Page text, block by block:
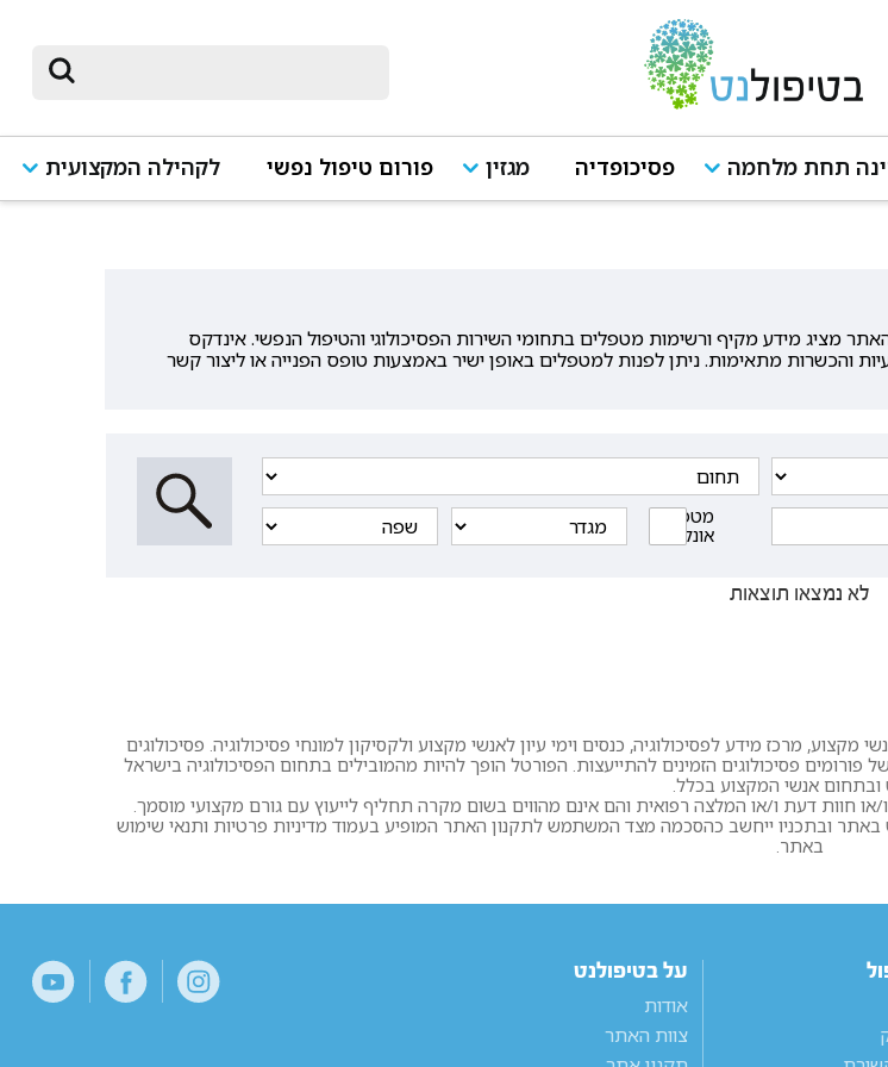
תחת מלחמה פסיכופדיה מגזין פורום טיפול נפשי לקהילה המקצועית
מידע מקיף ורשימות מטפלים בתחומי השירות הפסיכולוגי והטיפול הנפשי. אינדקס
והכשרות מתאימות. ניתן לפנות למטפלים באופן ישיר באמצעות טופס הפנייה או ליצור קשר
מטפלים
אונליין
לא נמצאו תוצאות
מרכז מידע לפסיכולוגיה, כנסים וימי עיון לאנשי מקצוע ולקסיקון למונחי פסיכולוגיה. פסיכולוגים
פסיכולוגים הזמינים להתייעצות. הפורטל הופך להיות מהמובילים בתחום הפסיכולוגיה בישראל
אנשי המקצוע בכלל.
חוות דעת ו/או המלצה רפואית והם אינם מהווים בשום מקרה תחליף לייעוץ עם גורם מקצועי מוסמך.
ובתכניו ייחשב כהסכמה מצד המשתמש לתקנון האתר המופיע בעמוד מדיניות פרטיות ותנאי שימוש
באתר.
על בטיפולנט
אודות
צוות האתר